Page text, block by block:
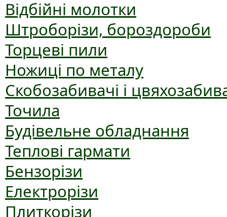
Відбійні молотки
Штроборізи, бороздороби
Торцеві пили
Ножиці по металу
Скобозабивачі і
Точила
Будівельне обладнання
Теплові гармати
Бензорізи
Електрорізи
Плиткорізи